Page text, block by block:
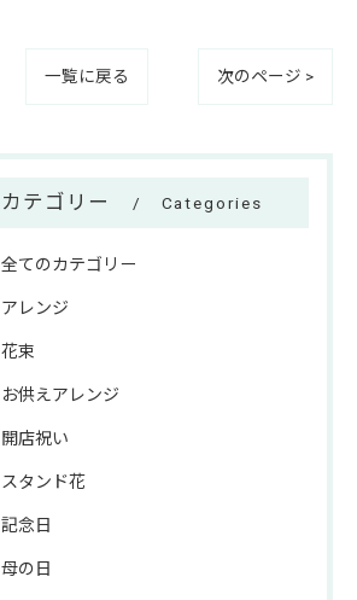
一覧に戻る 次のページ >
カテゴリー Categories
全てのカテゴリー
アレンジ
花束
お供えアレンジ
開店祝い
スタンド花
記念日
母の日